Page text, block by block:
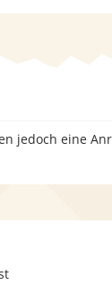
jedoch eine